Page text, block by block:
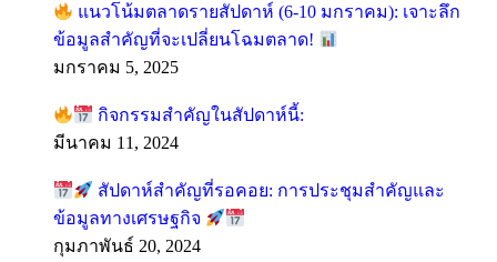
แนวโน้มตลาดรายสัปดาห์ (6-10 มกราคม): เจาะลึก
ข้อมูลสำคัญที่จะเปลี่ยนโฉมตลาด!
มกราคม 5, 2025
กิจกรรมสำคัญในสัปดาห์นี้:
มีนาคม 11, 2024
สัปดาห์สำคัญที่รอคอย: การประชุมสำคัญและ
ข้อมูลทางเศรษฐกิจ
กุมภาพันธ์ 20, 2024